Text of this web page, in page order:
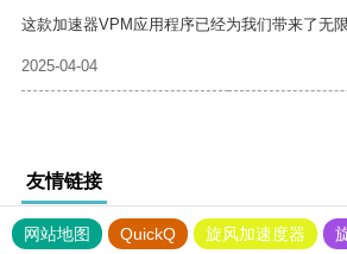
这款加速器VPM应用程序已经为我们带来了无
2025-04-04
友情链接
网站地图 QuickQ 旋风加速度器